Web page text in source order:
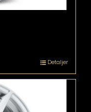
Detaljer